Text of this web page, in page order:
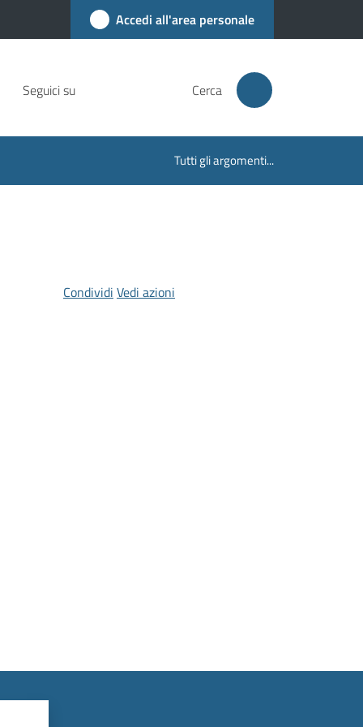
Accedi all'area personale
Seguici su Cerca
Tutti gli argomenti...
Condividi Vedi azioni